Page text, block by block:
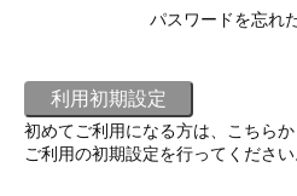
パスワードを忘れ
初めてご利用になる方は、こちらか
ご利用の初期設定を行ってください